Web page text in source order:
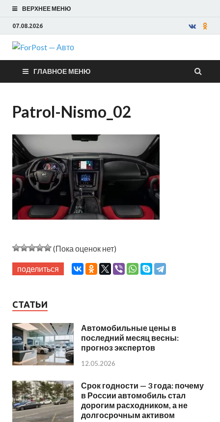
ВЕРХНЕЕ МЕНЮ
07.08.2026
ForPost —
Авто
ГЛАВНОЕ МЕНЮ
Patrol-Nismo_02
(Пока оценок нет)
поделиться
СТАТЬИ
Автомобильные цены в
последний месяц весны:
прогноз экспертов
12.05.2026
Срок годности — 3 года: почему
в России автомобиль стал
дорогим расходником, а не
долгосрочным активом